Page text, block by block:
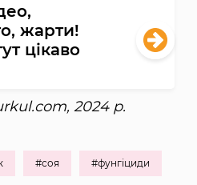
жарти!
цікаво
2024 р.
#соя #фунгіциди